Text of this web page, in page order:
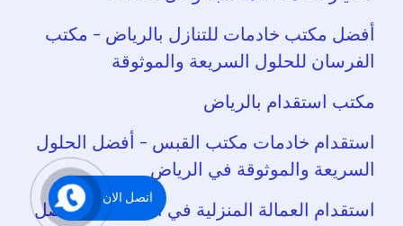
أفضل مكتب خادمات للتنازل بالرياض – مكتب
الفرسان للحلول السريعة والموثوقة
مكتب استقدام بالرياض
استقدام خادمات مكتب القبس – أفضل الحلول
السريعة والموثوقة في الرياض
استقدام العمالة المنزلية في السعودية – أفضل
اتصل الان